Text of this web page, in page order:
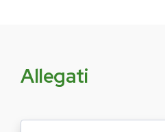
Allegati